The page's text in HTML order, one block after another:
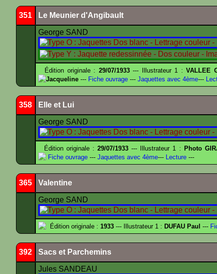
351 Le Meunier d'Angibault
George SAND
Édition originale : 29/07/1933--- Illustrateur 1 :VALLEE
Jacqueline --- Fiche ouvrage --- Jaquettes avec 4ème---
358 Elle et Lui
George SAND
Édition originale :29/07/1933 --- Illustrateur 1 : Photo
Fiche ouvrage --- Jaquettes avec 4ème--- Lecture ---
365 Valentine
George SAND
Édition originale : 1933 --- Illustrateur 1 : DUFAU Paul ---
392 Sacs et Parchemins
Jules SANDEAU